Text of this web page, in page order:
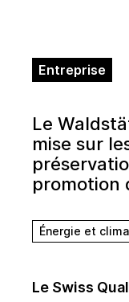
Entreprise
Le
mise sur
promotion
Énergie et
Le Swiss